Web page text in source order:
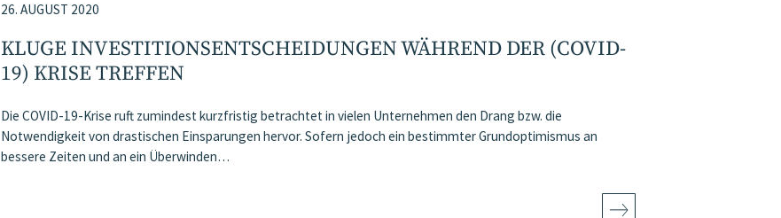
26. AUGUST 2020
KLUGE INVESTITIONSENTSCHEIDUNGEN WÄHREND DER (COVID-
19) KRISE TREFFEN
Die COVID-19-Krise ruft zumindest kurzfristig betrachtet in vielen Unternehmen den Drang bzw. die
Notwendigkeit von drastischen Einsparungen hervor. Sofern jedoch ein bestimmter Grundoptimismus an
bessere Zeiten und an ein Überwinden…